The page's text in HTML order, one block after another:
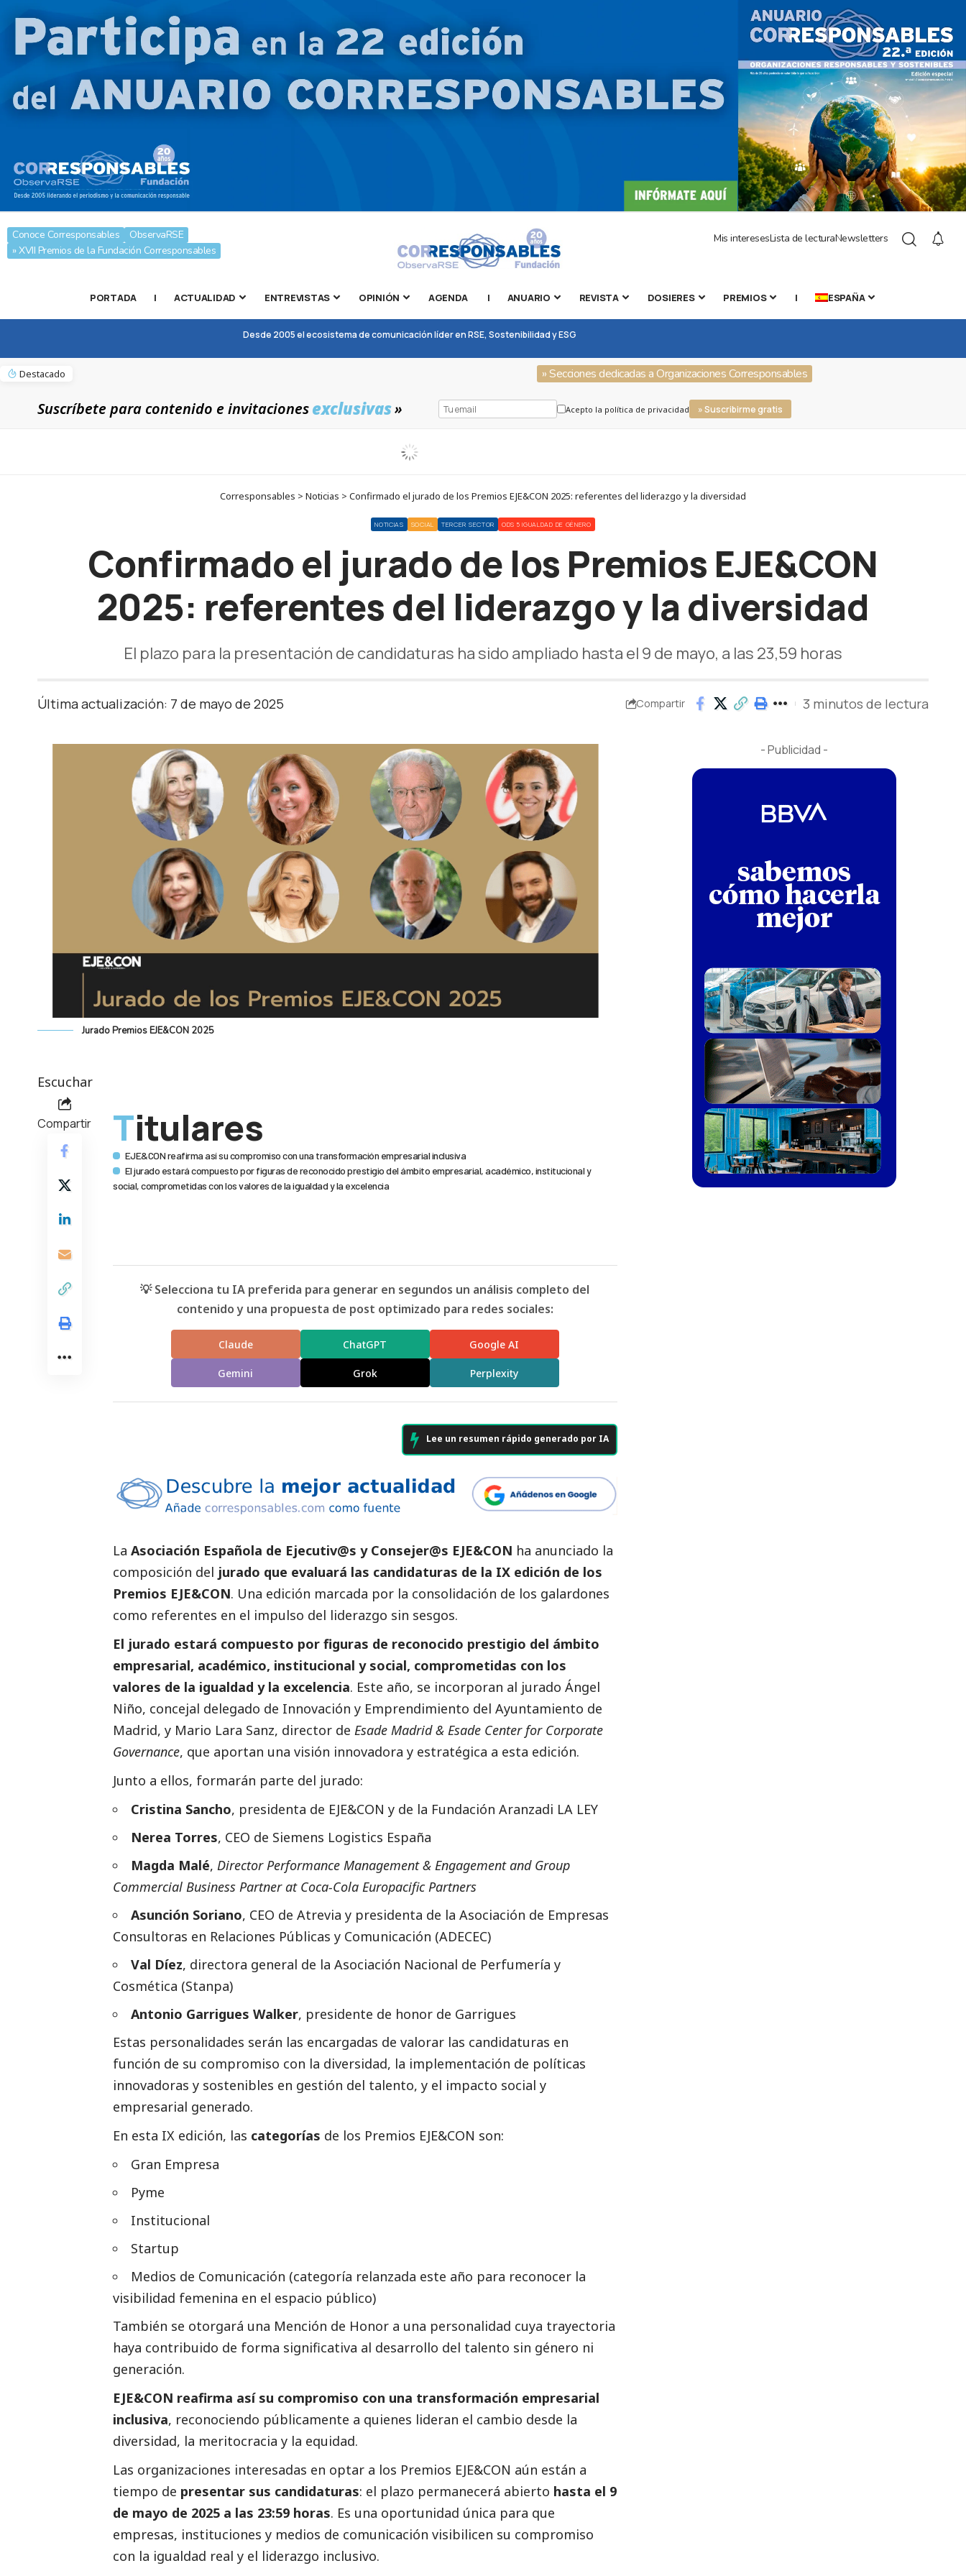
Conoce Corresponsables
ObservaRSE
» XVII Premios de la Fundación Corresponsables
Mis interesesLista de lecturaNewsletters
PORTADA | ACTUALIDAD ENTREVISTAS OPINIÓN AGENDA | ANUARIO REVISTA DOSIERES PREMIOS | ESPAÑA
Desde 2005 el ecosistema de comunicación líder en RSE, Sostenibilidad y ESG
Destacado » Secciones dedicadas a Organizaciones Corresponsables
Suscríbete para contenido e invitacionesexclusivas» Acepto la política de privacidad » Suscribirme gratis
Corresponsables > Noticias > Confirmado el jurado de los Premios EJE&CON 2025: referentes del liderazgo y la diversidad
NOTICIAS SOCIAL TERCER SECTOR ODS 5 IGUALDAD DE GÉNERO
Confirmado el jurado de los Premios EJE&CON
2025: referentes del liderazgo y la diversidad
El plazo para la presentación de candidaturas ha sido ampliado hasta el 9 de mayo, a las 23,59 horas
Última actualización: 7 de mayo de 2025 Compartir 3 minutos de lectura
Jurado Premios EJE&CON 2025
Escuchar
Compartir Titulares
EJE&CON reafirma así su compromiso con una transformación empresarial inclusiva
El jurado estará compuesto por figuras de reconocido prestigio del ámbito empresarial, académico, institucional y
social, comprometidas con los valores de la igualdad y la excelencia
💡 Selecciona tu IA preferida para generar en segundos un análisis completo del
contenido y una propuesta de post optimizado para redes sociales:
Claude ChatGPT Google AI
Gemini Grok Perplexity
Lee un resumen rápido generado por IA
La Asociación Española de Ejecutiv@s y Consejer@s EJE&CON ha anunciado la
composición del jurado que evaluará las candidaturas de la IX edición de los
Premios EJE&CON. Una edición marcada por la consolidación de los galardones
como referentes en el impulso del liderazgo sin sesgos.
El jurado estará compuesto por figuras de reconocido prestigio del ámbito
empresarial, académico, institucional y social, comprometidas con los
valores de la igualdad y la excelencia. Este año, se incorporan al jurado Ángel
Niño, concejal delegado de Innovación y Emprendimiento del Ayuntamiento de
Madrid, y Mario Lara Sanz, director de Esade Madrid & Esade Center for Corporate
Governance, que aportan una visión innovadora y estratégica a esta edición.
Junto a ellos, formarán parte del jurado:
Cristina Sancho, presidenta de EJE&CON y de la Fundación Aranzadi LA LEY
Nerea Torres, CEO de Siemens Logistics España
Magda Malé, Director Performance Management & Engagement and Group
Commercial Business Partner at Coca-Cola Europacific Partners
Asunción Soriano, CEO de Atrevia y presidenta de la Asociación de Empresas
Consultoras en Relaciones Públicas y Comunicación (ADECEC)
Val Díez, directora general de la Asociación Nacional de Perfumería y
Cosmética (Stanpa)
Antonio Garrigues Walker, presidente de honor de Garrigues
Estas personalidades serán las encargadas de valorar las candidaturas en
función de su compromiso con la diversidad, la implementación de políticas
innovadoras y sostenibles en gestión del talento, y el impacto social y
empresarial generado.
En esta IX edición, las categorías de los Premios EJE&CON son:
Gran Empresa
Pyme
Institucional
Startup
Medios de Comunicación (categoría relanzada este año para reconocer la
visibilidad femenina en el espacio público)
También se otorgará una Mención de Honor a una personalidad cuya trayectoria
haya contribuido de forma significativa al desarrollo del talento sin género ni
generación.
EJE&CON reafirma así su compromiso con una transformación empresarial
inclusiva, reconociendo públicamente a quienes lideran el cambio desde la
diversidad, la meritocracia y la equidad.
Las organizaciones interesadas en optar a los Premios EJE&CON aún están a
tiempo de presentar sus candidaturas: el plazo permanecerá abierto hasta el 9
de mayo de 2025 a las 23:59 horas. Es una oportunidad única para que
empresas, instituciones y medios de comunicación visibilicen su compromiso
con la igualdad real y el liderazgo inclusivo.
- Publicidad -